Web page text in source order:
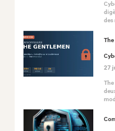
des
The
27